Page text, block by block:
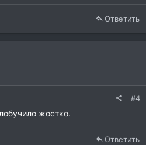
Ответить
#4
жостко.
Ответить